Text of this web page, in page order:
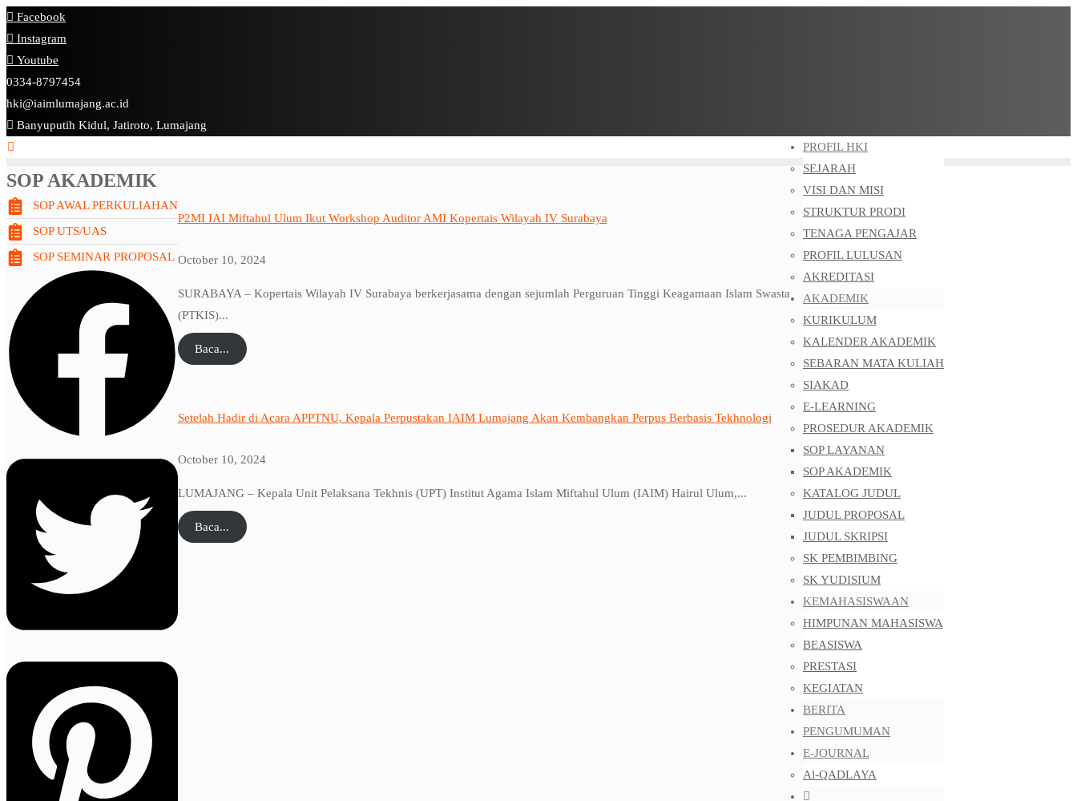
Skip
to
content
Facebook
Instagram
Youtube
0334-8797454
hki@iaimlumajang.ac.id
Banyuputih Kidul, Jatiroto, Lumajang
PROFIL HKI
SEJARAH
VISI DAN MISI
STRUKTUR PRODI
TENAGA PENGAJAR
PROFIL LULUSAN
AKREDITASI
AKADEMIK
KURIKULUM
KALENDER AKADEMIK
SEBARAN MATA KULIAH
SIAKAD
E-LEARNING
PROSEDUR AKADEMIK
SOP LAYANAN
SOP AKADEMIK
KATALOG JUDUL
JUDUL PROPOSAL
JUDUL SKRIPSI
SK PEMBIMBING
SK YUDISIUM
KEMAHASISWAAN
HIMPUNAN MAHASISWA
BEASISWA
PRESTASI
KEGIATAN
BERITA
PENGUMUMAN
E-JOURNAL
Al-QADLAYA
SOP AKADEMIK
SOP AWAL PERKULIAHAN
SOP UTS/UAS
SOP SEMINAR PROPOSAL
P2MI IAI Miftahul Ulum Ikut Workshop Auditor AMI Kopertais Wilayah IV Surabaya
October 10, 2024
SURABAYA – Kopertais Wilayah IV Surabaya berkerjasama dengan sejumlah Perguruan Tinggi Keagamaan Islam Swasta
(PTKIS)...
Baca...
Setelah Hadir di Acara APPTNU, Kepala Perpustakan IAIM Lumajang Akan Kembangkan Perpus Berbasis Tekhnologi
October 10, 2024
LUMAJANG – Kepala Unit Pelaksana Tekhnis (UPT) Institut Agama Islam Miftahul Ulum (IAIM) Hairul Ulum,...
Baca...